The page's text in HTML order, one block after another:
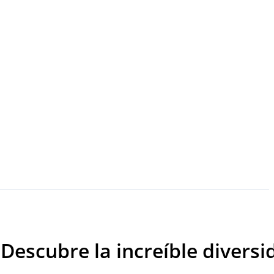
Descubre la increíble